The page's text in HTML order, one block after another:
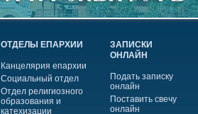
ОТДЕЛЫ ЕПАРХИИ
Канцелярия епархии
Социальный отдел
Отдел религиозного
образования и
катехизации
ЗАПИСКИ
ОНЛАЙН
Подать записку
онлайн
Поставить свечу
онлайн